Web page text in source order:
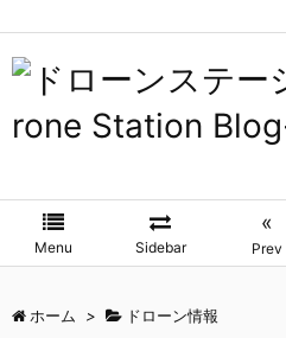
Menu Sidebar
«
Prev
ホーム > ドローン情報